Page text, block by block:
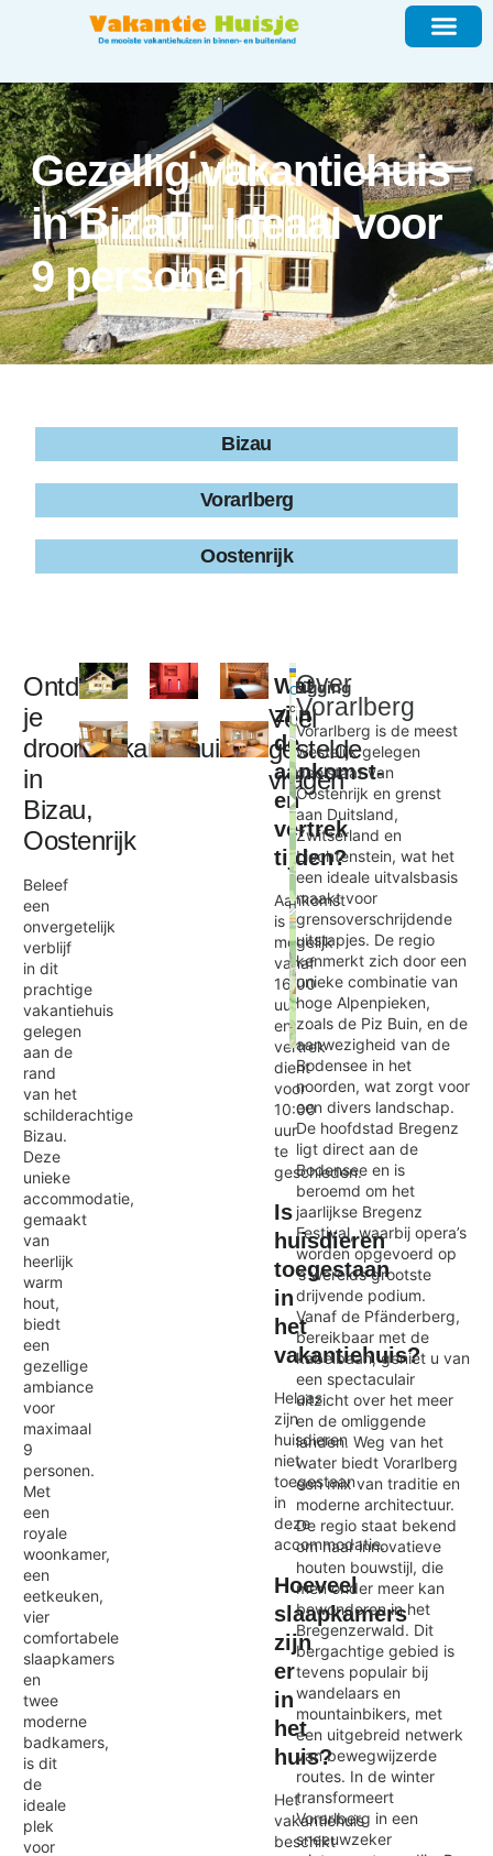
Gezellig vakantiehuis
in Bizau - Ideaal voor
9 personen
Bizau
Vorarlberg
Oostenrijk
Ontdek
je
droomvakantiehuis
in
Bizau,
Oostenrijk
Beleef
een
onvergetelijk
verblijf
in dit
prachtige
vakantiehuis
gelegen
aan de
rand
van het
schilderachtige
Bizau.
Deze
unieke
accommodatie,
gemaakt
van
heerlijk
warm
hout,
biedt
een
gezellige
ambiance
voor
maximaal
9
personen.
Met
een
royale
woonkamer,
een
eetkeuken,
vier
comfortabele
slaapkamers
en
twee
moderne
badkamers,
is dit
de
ideale
plek
voor
Veel
gestelde
vragen
Wat
zijn
de
aankomst-
en
vertrek
tijden?
Aankomst
is
mogelijk
vanaf
16:00
uur
en
vertrek
dient
voor
10:00
uur
te
geschieden.
Is
huisdieren
toegestaan
in
het
vakantiehuis?
Helaas
zijn
huisdieren
niet
toegestaan
in
deze
accommodatie.
Hoeveel
slaapkamers
zijn
er
in
het
huis?
Het
vakantiehuis
beschikt
Ligging
Reich
×
+
−
Leaflet
OpenStreetMap
contributors
Exit map
Over
Vorarlberg
Vorarlberg is de meest
westelijk gelegen
deelstaat van
Oostenrijk en grenst
aan Duitsland,
Zwitserland en
Liechtenstein, wat het
een ideale uitvalsbasis
maakt voor
grensoverschrijdende
uitstapjes. De regio
kenmerkt zich door een
unieke combinatie van
hoge Alpenpieken,
zoals de Piz Buin, en de
aanwezigheid van de
Bodensee in het
noorden, wat zorgt voor
een divers landschap.
De hoofdstad Bregenz
ligt direct aan de
Bodensee en is
beroemd om het
jaarlijkse Bregenz
Festival, waarbij opera’s
worden opgevoerd op
’s werelds grootste
drijvende podium.
Vanaf de Pfänderberg,
bereikbaar met de
kabelbaan, geniet u van
een spectaculair
uitzicht over het meer
en de omliggende
landen. Weg van het
water biedt Vorarlberg
een mix van traditie en
moderne architectuur.
De regio staat bekend
om haar innovatieve
houten bouwstijl, die
men onder meer kan
bewonderen in het
Bregenzerwald. Dit
bergachtige gebied is
tevens populair bij
wandelaars en
mountainbikers, met
een uitgebreid netwerk
van bewegwijzerde
routes. In de winter
transformeert
Vorarlberg in een
sneeuwzeker